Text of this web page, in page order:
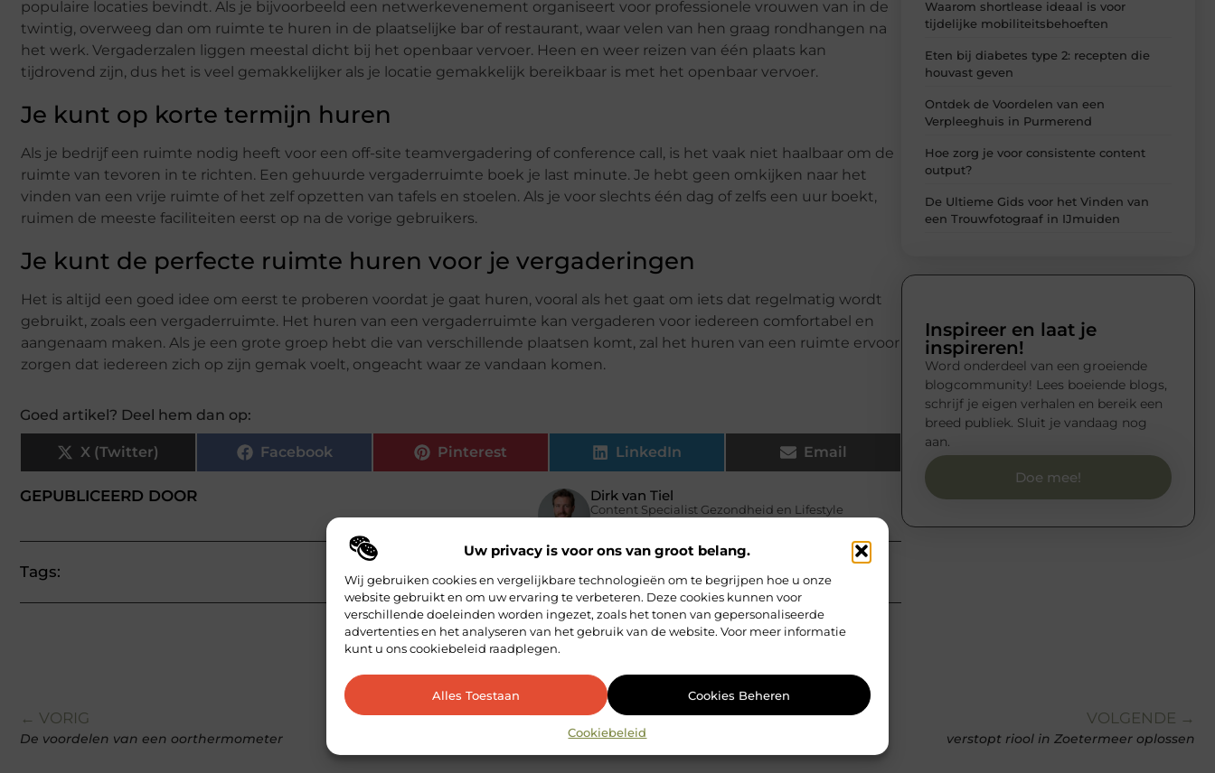
Uw privacy is voor ons van groot belang.
Wij gebruiken cookies en vergelijkbare technologieën om te begrijpen hoe u onze
website gebruikt en om uw ervaring te verbeteren. Deze cookies kunnen voor
verschillende doeleinden worden ingezet, zoals het tonen van gepersonaliseerde
advertenties en het analyseren van het gebruik van de website. Voor meer informatie
kunt u ons cookiebeleid raadplegen.
Alles Toestaan Cookies Beheren
Cookiebeleid
populaire locaties bevindt. Als je bijvoorbeeld een netwerkevenement organiseert voor professionele vrouwen van in de
twintig, overweeg dan om ruimte te huren in de plaatselijke bar of restaurant, waar velen van hen graag rondhangen na
het werk. Vergaderzalen liggen meestal dicht bij het openbaar vervoer. Heen en weer reizen van één plaats kan
tijdrovend zijn, dus het is veel gemakkelijker als je locatie gemakkelijk bereikbaar is met het openbaar vervoer.
Je kunt op korte termijn huren
Als je bedrijf een ruimte nodig heeft voor een off-site teamvergadering of conference call, is het vaak niet haalbaar om de
ruimte van tevoren in te richten. Een gehuurde vergaderruimte boek je last minute. Je hebt geen omkijken naar het
vinden van een vrije ruimte of het zelf opzetten van tafels en stoelen. Als je voor slechts één dag of zelfs een uur boekt,
ruimen de meeste faciliteiten eerst op na de vorige gebruikers.
Je kunt de perfecte ruimte huren voor je vergaderingen
Het is altijd een goed idee om eerst te proberen voordat je gaat huren, vooral als het gaat om iets dat regelmatig wordt
gebruikt, zoals een vergaderruimte. Het huren van een vergaderruimte kan vergaderen voor iedereen comfortabel en
aangenaam maken. Als je een grote groep hebt die van verschillende plaatsen komt, zal het huren van een ruimte ervoor
zorgen dat iedereen zich op zijn gemak voelt, ongeacht waar ze vandaan komen.
Goed artikel? Deel hem dan op:
X (Twitter) Facebook Pinterest LinkedIn Email
GEPUBLICEERD DOOR Dirk van Tiel
Content Specialist Gezondheid en Lifestyle
Tags:
Waarom shortlease ideaal is voor
tijdelijke mobiliteitsbehoeften
Eten bij diabetes type 2: recepten die
houvast geven
Ontdek de Voordelen van een
Verpleeghuis in Purmerend
Hoe zorg je voor consistente content
output?
De Ultieme Gids voor het Vinden van
een Trouwfotograaf in IJmuiden
Inspireer en laat je
inspireren!
Word onderdeel van een groeiende
blogcommunity! Lees boeiende blogs,
schrijf je eigen verhalen en bereik een
breed publiek. Sluit je vandaag nog
aan.
Doe mee!
← VORIG
De voordelen van een oorthermometer
VOLGENDE →
verstopt riool in Zoetermeer oplossen